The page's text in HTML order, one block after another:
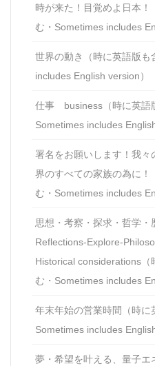
時が来た！目覚めよ日本！
む・Sometimes includes
世界の動き（時に英語版も
includes English version）
仕事 business（時に英語
Sometimes includes
署名をお願いします！我々
界のすべての家族の為に！
む・Sometimes includes
思想・考察・探求・哲学・
Reflections-Explore-
Historical considerations（
む・Sometimes includes
年末年始の営業時間（時に
Sometimes includes
夢・希望を叶える、量子エ